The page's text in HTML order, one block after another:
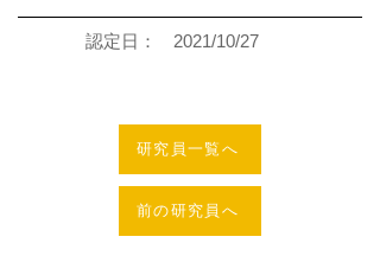
認定日： 2021/10/27
研究員一覧へ
前の研究員へ